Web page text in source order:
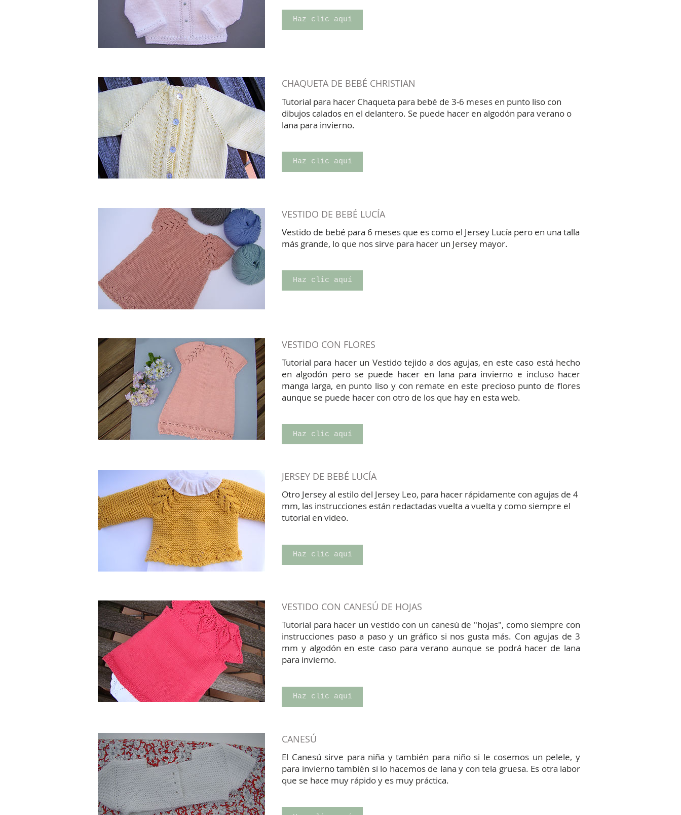
Haz clic aquí
CHAQUETA DE BEBÉ CHRISTIAN
Tutorial para hacer Chaqueta para bebé de 3-6 meses en punto liso con
dibujos calados en el delantero. Se puede hacer en algodón para verano o
lana para invierno.
Haz clic aquí
VESTIDO DE BEBÉ LUCÍA
Vestido de bebé para 6 meses que es como el Jersey Lucía pero en una talla
más grande, lo que nos sirve para hacer un Jersey mayor.
Haz clic aquí
VESTIDO CON FLORES
Tutorial para hacer un Vestido tejido a dos agujas, en este caso está hecho
en algodón pero se puede hacer en lana para invierno e incluso hacer
manga larga, en punto liso y con remate en este precioso punto de flores
aunque se puede hacer con otro de los que hay en esta web.
Haz clic aquí
JERSEY DE BEBÉ LUCÍA
Otro Jersey al estilo del Jersey Leo, para hacer rápidamente con agujas de 4
mm, las instrucciones están redactadas vuelta a vuelta y como siempre el
tutorial en video.
Haz clic aquí
VESTIDO CON CANESÚ DE HOJAS
Tutorial para hacer un vestido con un canesú de "hojas", como siempre con
instrucciones paso a paso y un gráfico si nos gusta más. Con agujas de 3
mm y algodón en este caso para verano aunque se podrá hacer de lana
para invierno.
Haz clic aquí
CANESÚ
El Canesú sirve para niña y también para niño si le cosemos un pelele, y
para invierno también si lo hacemos de lana y con tela gruesa. Es otra labor
que se hace muy rápido y es muy práctica.